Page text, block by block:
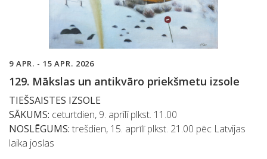
9 APR. - 15 APR. 2026
129. Mākslas un antikvāro priekšmetu izsole
TIEŠSAISTES IZSOLE
SĀKUMS: ceturtdien, 9. aprīlī plkst. 11.00
NOSLĒGUMS: trešdien, 15. aprīlī plkst. 21.00 pēc Latvijas
laika joslas